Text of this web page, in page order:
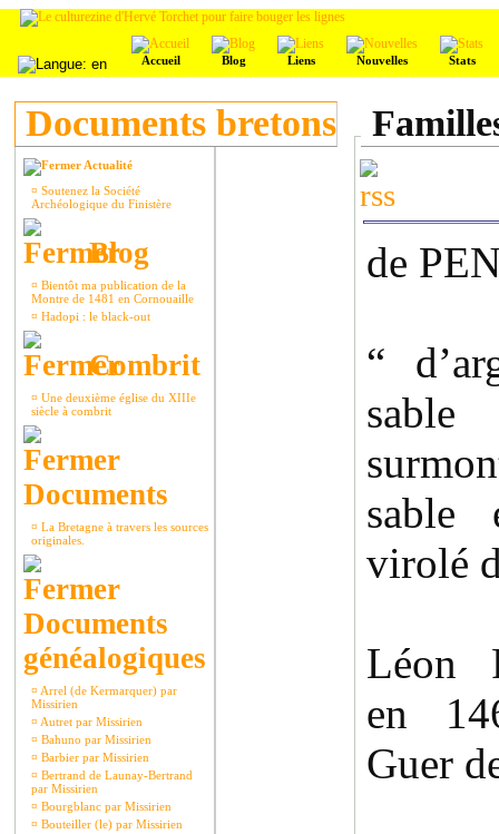
Accueil Blog Liens Nouvelles Stats
Documents bretons
Actualité
¤ Soutenez la Société
Archéologique du Finistère
Blog
¤ Bientôt ma publication de la
Montre de 1481 en Cornouaille
¤ Hadopi : le black-out
Combrit
¤ Une deuxième église du XIIIe
siècle à combrit
Documents
¤ La Bretagne à travers les sources
originales.
Documents
généalogiques
¤ Arrel (de Kermarquer) par
Missirien
¤ Autret par Missirien
¤ Bahuno par Missirien
¤ Barbier par Missirien
¤ Bertrand de Launay-Bertrand
par Missirien
¤ Bourgblanc par Missirien
¤ Bouteiller (le) par Missirien
de
“
sable
virolé
Léon
en
Guer